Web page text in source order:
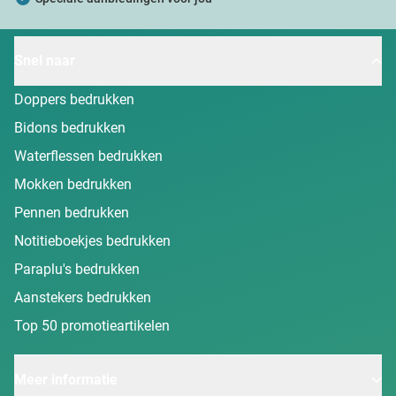
partners kunnen deze gegevens combineren met andere
Doppers bedrukken
Bidons bedrukken
Waterflessen bedrukken
Mokken bedrukken
Pennen bedrukken
Notitieboekjes bedrukken
Paraplu's bedrukken
Aanstekers bedrukken
Top 50 promotieartikelen